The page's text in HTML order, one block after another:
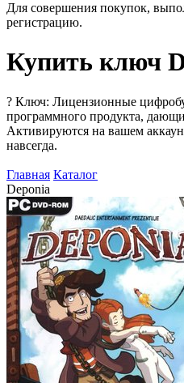
Для совершения покупок,
регистрацию.
Купить ключ
? Ключ: Лицензионные
программного продукта,
Активируются на вашем
навсегда.
Главная Каталог
Deponia